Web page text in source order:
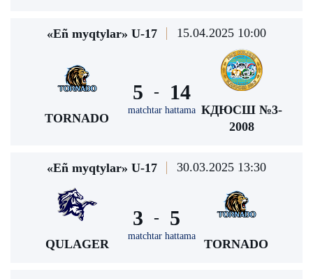
«Eñ myqtylar» U-17 15.04.2025 10:00
TORNADO
5 -
matchtar hattama
14
КДЮСШ №3-
2008
«Eñ myqtylar» U-17 30.03.2025 13:30
QULAGER
3 -
matchtar hattama
5
TORNADO